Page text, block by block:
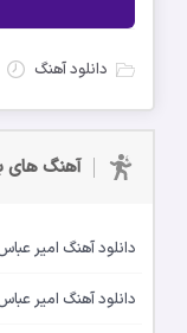
دانلود آهنگ
آهنگ های
دانلود آهنگ امیر
دانلود آهنگ امیر